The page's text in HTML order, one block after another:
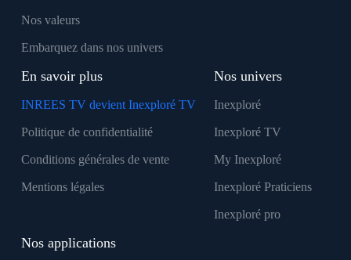
Nos valeurs
Embarquez dans nos univers
En savoir plus
INREES TV devient Inexploré TV
Politique de confidentialité
Conditions générales de vente
Mentions légales
Nos univers
Inexploré
Inexploré TV
My Inexploré
Inexploré Praticiens
Inexploré pro
Nos applications